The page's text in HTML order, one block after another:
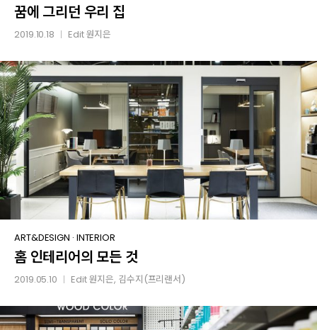
그리던
우리
꿈에 그리던 우리 집
2019.10.18 Edit원지은
홈
인테리어의
모든
ART&DESIGN · INTERIOR
홈 인테리어의 모든 것
2019.05.10 Edit원지은, 김수지(프리랜서)